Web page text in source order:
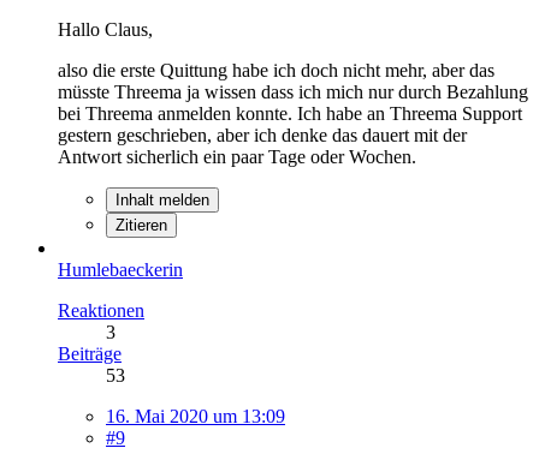
Hallo Claus,
also die erste Quittung habe ich doch nicht mehr, aber das
müsste Threema ja wissen dass ich mich nur durch Bezahlung
bei Threema anmelden konnte. Ich habe an Threema Support
gestern geschrieben, aber ich denke das dauert mit der
Antwort sicherlich ein paar Tage oder Wochen.
Inhalt melden
Zitieren
Humlebaeckerin
Reaktionen
3
Beiträge
53
16. Mai 2020 um 13:09
#9